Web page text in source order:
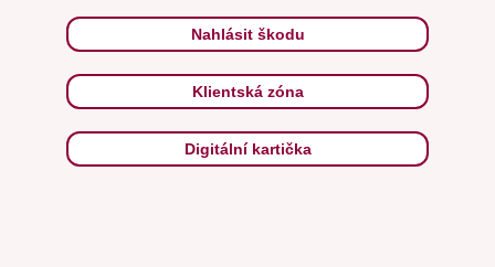
Nahlásit škodu
Klientská zóna
Digitální kartička